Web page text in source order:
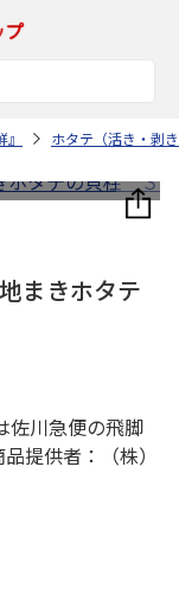
ホタテ（活き・剥
まきホタテ
川急便の飛脚
提供者：（株）